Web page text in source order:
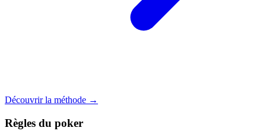
Découvrir la méthode →
Règles du poker